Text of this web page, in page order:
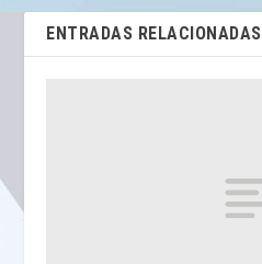
ENTRADAS RELACIONADAS